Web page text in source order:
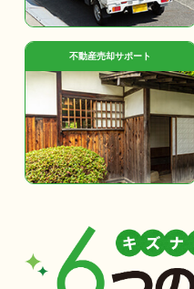
不動産売却サポート